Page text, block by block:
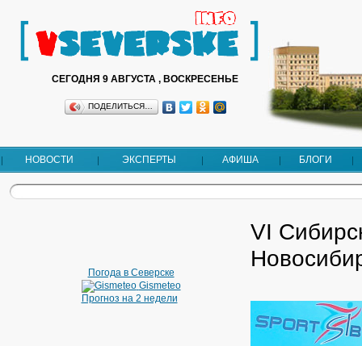
СЕГОДНЯ 9 АВГУСТА , ВОСКРЕСЕНЬЕ
ПОДЕЛИТЬСЯ…
НОВОСТИ ЭКСПЕРТЫ АФИША БЛОГИ
Погода в Северске
Gismeteo
Прогноз на 2 недели
VI